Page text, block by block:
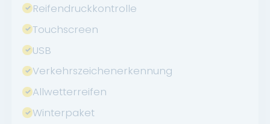
Reifendruckkontrolle
Touchscreen
USB
Verkehrszeichenerkennung
Allwetterreifen
Winterpaket